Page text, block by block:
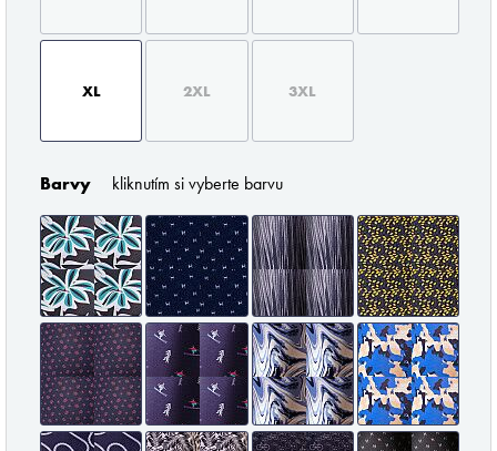
XL 2XL 3XL
Barvy kliknutím si vyberte barvu
Pořádné prádlo pro každého muže
Z profesionálního úhlu pohledu musím říci
pánové, že málo dbáte na kvalitu a s tím spojené
pohodlí a styl svého spodního prádla. Jsem tu
proto, abych vám v tomto podal pomocnou ruku a
provedl vás vámi ne zcela objeveným světem
pánského prádla. Mou profesionalitou a
diskrétností si můžete být jisti.